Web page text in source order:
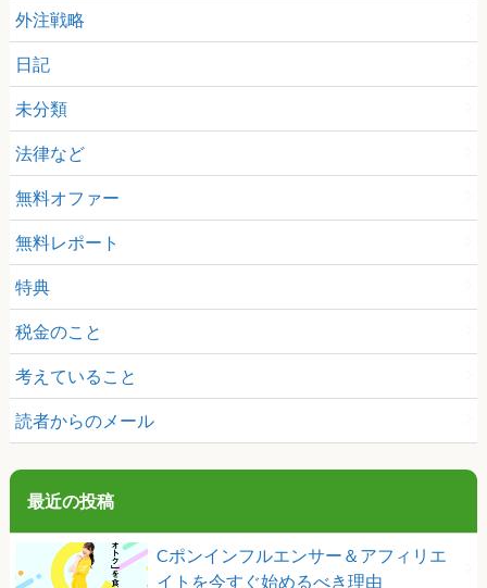
外注戦略
日記
未分類
法律など
無料オファー
無料レポート
特典
税金のこと
考えていること
読者からのメール
最近の投稿
Cポンインフルエンサー＆アフィリエ
イトを今すぐ始めるべき理由